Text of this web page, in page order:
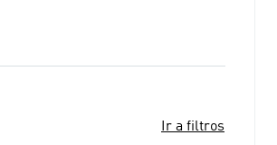
Ir a filtros